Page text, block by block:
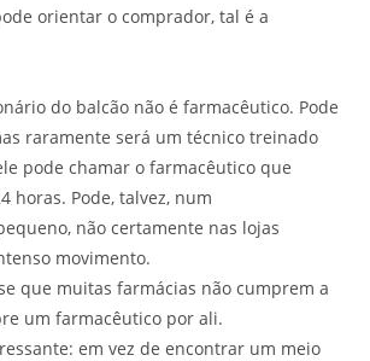
orientar o comprador, tal é a
do balcão não é farmacêutico. Pode
raramente será um técnico treinado
pode chamar o farmacêutico que
horas. Pode, talvez, num
não certamente nas lojas
movimento.
que muitas farmácias não cumprem a
um farmacêutico por ali.
em vez de encontrar um meio